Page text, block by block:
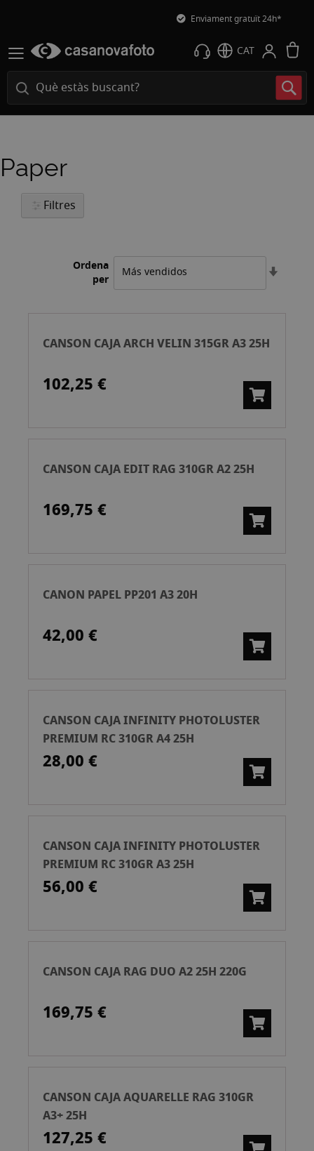
Enviament gratuït 24h*
CAT
Paper
Filtres
Ordena
per
CANSON CAJA ARCH VELIN 315GR A3 25H
102,25 €
CANSON CAJA EDIT RAG 310GR A2 25H
169,75 €
CANON PAPEL PP201 A3 20H
42,00 €
CANSON CAJA INFINITY PHOTOLUSTER
PREMIUM RC 310GR A4 25H
28,00 €
CANSON CAJA INFINITY PHOTOLUSTER
PREMIUM RC 310GR A3 25H
56,00 €
CANSON CAJA RAG DUO A2 25H 220G
169,75 €
CANSON CAJA AQUARELLE RAG 310GR
A3+ 25H
127,25 €